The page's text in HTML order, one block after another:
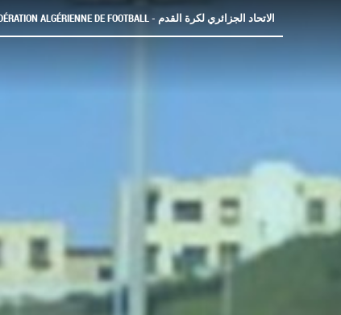
FÉDÉRATION ALGÉRIENNE DE FOOTBALL - الاتحاد الجزائري لكرة القدم